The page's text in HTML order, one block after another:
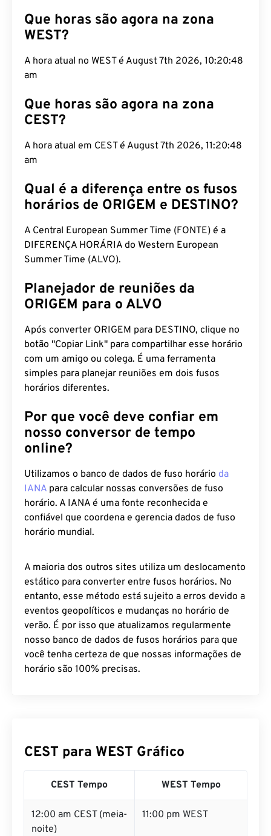
Que horas são agora na zona
WEST?
A hora atual no WEST é August 7th 2026, 10:20:48
am
Que horas são agora na zona
CEST?
A hora atual em CEST é August 7th 2026, 11:20:48
am
Qual é a diferença entre os fusos
horários de ORIGEM e DESTINO?
A Central European Summer Time (FONTE) é a
DIFERENÇA HORÁRIA do Western European
Summer Time (ALVO).
Planejador de reuniões da
ORIGEM para o ALVO
Após converter ORIGEM para DESTINO, clique no
botão "Copiar Link" para compartilhar esse horário
com um amigo ou colega. É uma ferramenta
simples para planejar reuniões em dois fusos
horários diferentes.
Por que você deve confiar em
nosso conversor de tempo
online?
Utilizamos o banco de dados de fuso horário da
IANA para calcular nossas conversões de fuso
horário. A IANA é uma fonte reconhecida e
confiável que coordena e gerencia dados de fuso
horário mundial.
A maioria dos outros sites utiliza um deslocamento
estático para converter entre fusos horários. No
entanto, esse método está sujeito a erros devido a
eventos geopolíticos e mudanças no horário de
verão. É por isso que atualizamos regularmente
nosso banco de dados de fusos horários para que
você tenha certeza de que nossas informações de
horário são 100% precisas.
CEST para WEST Gráfico
CEST Tempo WEST Tempo
12:00 am CEST (meia-
noite)
11:00 pm WEST